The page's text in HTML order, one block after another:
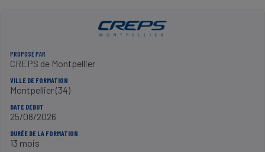
PROPOSÉ PAR
CREPS de Montpellier
VILLE DE FORMATION
Montpellier (34)
DATE DÉBUT
25/08/2026
DURÉE DE LA FORMATION
13 mois